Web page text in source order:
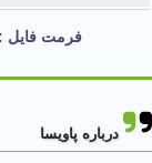
فرمت فایل :
درباره پاویسا